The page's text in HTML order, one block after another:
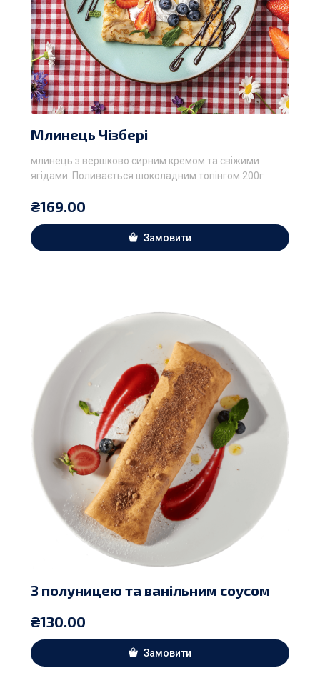
Млинець Чізбері
млинець з вершково сирним кремом та свіжими
ягідами. Поливається шоколадним топінгом 200г
₴169.00
Замовити
З полуницею та ванільним соусом
₴130.00
Замовити